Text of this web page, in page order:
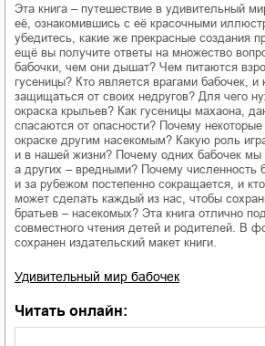
Эта книга – путешествие в удивительный
её, ознакомившись с её красочными
убедитесь, какие же прекрасные создания
ещё вы получите ответы на множество
бабочки, чем они дышат? Чем питаются
гусеницы? Кто является врагами бабочек, и
защищаться от своих недругов? Для чего
окраска крыльев? Как гусеницы махаона,
спасаются от опасности? Почему
окраске другим насекомым? Какую роль
и в нашей жизни? Почему одних бабочек мы
а других – вредными? Почему численность
и за рубежом постепенно сокращается, и
может сделать каждый из нас, чтобы
братьев – насекомых? Эта книга отлично
совместного чтения детей и родителей. В
сохранен издательский макет книги.
Удивительный мир бабочек
Читать онлайн: